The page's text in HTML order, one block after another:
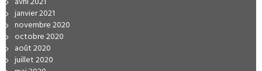
janvier 2021
novembre 2020
octobre 2020
août 2020
juillet 2020